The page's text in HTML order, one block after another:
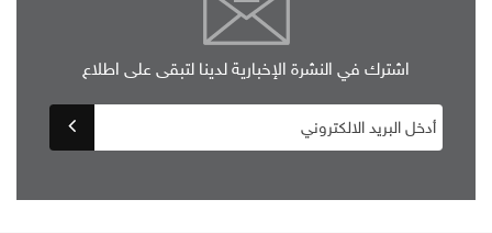
اشترك في النشرة الإخبارية لدينا لتبقى على اطلاع